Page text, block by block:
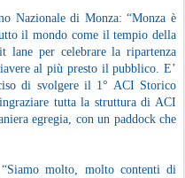
Nazionale di Monza: “Monza è
il mondo come il tempio della
lane per celebrare la ripartenza
al più presto il pubblico. E’
di svolgere il 1° ACI Storico
tutta la struttura di ACI
egregia, con un paddock che
molto, molto contenti di